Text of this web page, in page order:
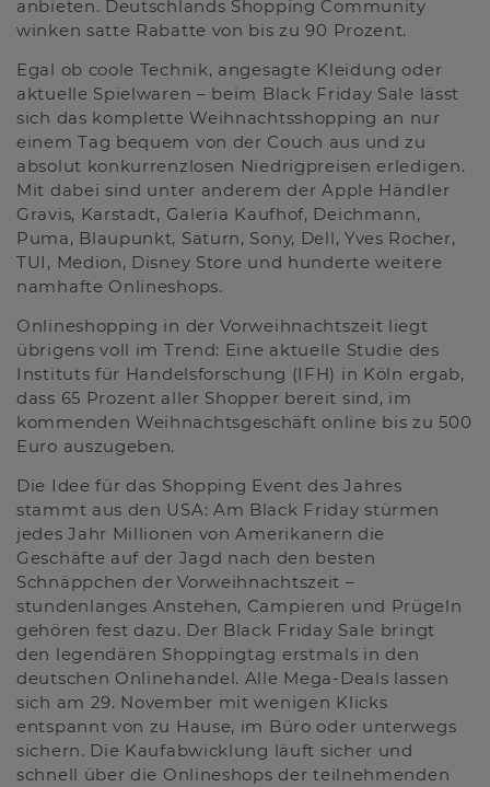
anbieten. Deutschlands Shopping Community
winken satte Rabatte von bis zu 90 Prozent.
Egal ob coole Technik, angesagte Kleidung oder
aktuelle Spielwaren – beim Black Friday Sale lässt
sich das komplette Weihnachtsshopping an nur
einem Tag bequem von der Couch aus und zu
absolut konkurrenzlosen Niedrigpreisen erledigen.
Mit dabei sind unter anderem der Apple Händler
Gravis, Karstadt, Galeria Kaufhof, Deichmann,
Puma, Blaupunkt, Saturn, Sony, Dell, Yves Rocher,
TUI, Medion, Disney Store und hunderte weitere
namhafte Onlineshops.
Onlineshopping in der Vorweihnachtszeit liegt
übrigens voll im Trend: Eine aktuelle Studie des
Instituts für Handelsforschung (IFH) in Köln ergab,
dass 65 Prozent aller Shopper bereit sind, im
kommenden Weihnachtsgeschäft online bis zu 500
Euro auszugeben.
Die Idee für das Shopping Event des Jahres
stammt aus den USA: Am Black Friday stürmen
jedes Jahr Millionen von Amerikanern die
Geschäfte auf der Jagd nach den besten
Schnäppchen der Vorweihnachtszeit –
stundenlanges Anstehen, Campieren und Prügeln
gehören fest dazu. Der Black Friday Sale bringt
den legendären Shoppingtag erstmals in den
deutschen Onlinehandel. Alle Mega-Deals lassen
sich am 29. November mit wenigen Klicks
entspannt von zu Hause, im Büro oder unterwegs
sichern. Die Kaufabwicklung läuft sicher und
schnell über die Onlineshops der teilnehmenden